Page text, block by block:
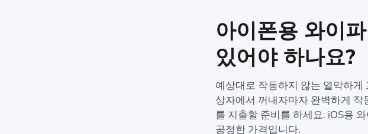
아이폰용 와이
있어야 하나요?
예상대로 작동하지 않는 열악하
상자에서 꺼내자마자 완벽하게 작
를 지출할 준비를 하세요. iOS용
공정한 가격입니다.